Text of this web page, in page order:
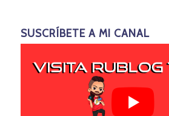
SUSCRÍBETE A MI CANAL